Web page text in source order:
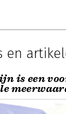
en
is een